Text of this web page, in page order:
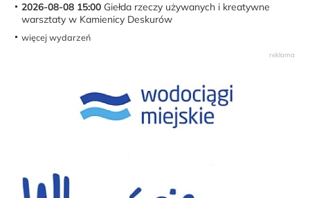
2026-08-08 15:00 Giełda rzeczy używanych i kreatywne
warsztaty w Kamienicy Deskurów
więcej wydarzeń